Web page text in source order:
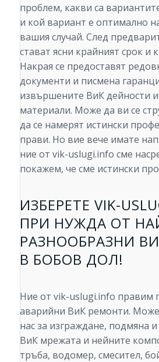
проблем, какви са
и кой вариант е оптимално
вашия случай. След
стават ясни крайният срок и
Накрая се предоставят
документи и писмена
извършените ВиК дейности
материали. Може да ви се
да се намерят истински
прави. Но вие вече имате
ние от vik-uslugi.info сме
покажем, че сме истински
ИЗБЕРЕТЕ VIK-
ПРИ НУЖДА ОТ
РАЗНООБРАЗНИ
В БОБОВ ДОЛ!
Ние от vik-uslugi.info правим
аварийни ВиК ремонти. Може
нас за изграждане, подмяна
ВиК мрежата и нейните
тръба, водомер, смесител,